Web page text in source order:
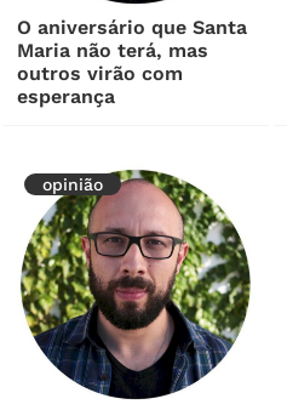
O aniversário que Santa
Maria não terá, mas
outros virão com
esperança
opinião